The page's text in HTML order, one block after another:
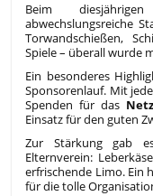
Beim
abwechslungsreiche
Torwandschießen,
Spiele – überall wurde
Ein besonderes
Sponsorenlauf. Mit
Spenden für das
Einsatz für den guten
Zur Stärkung gab
Elternverein:
erfrischende Limo. Ein
für die tolle